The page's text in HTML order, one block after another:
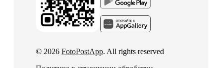
© 2026 FotoPostApp. All rights reserved